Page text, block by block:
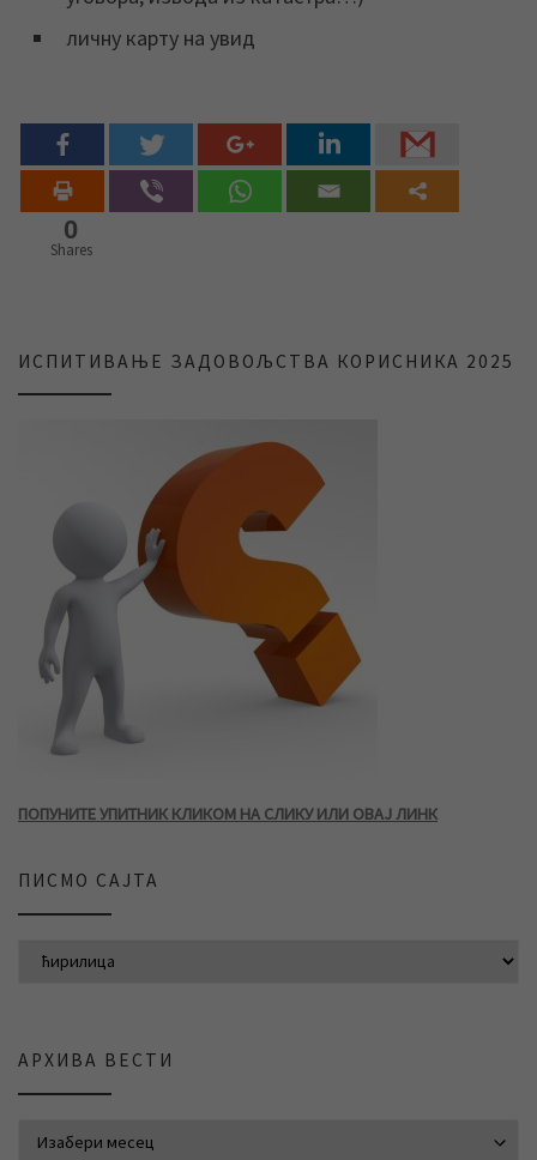
личну карту на увид
0
Shares
ИСПИТИВАЊЕ ЗАДОВОЉСТВА КОРИСНИКА 2025
ПОПУНИТЕ УПИТНИК КЛИКОМ НА СЛИКУ ИЛИ ОВАЈ ЛИНК
ПИСМО САЈТА
АРХИВА ВЕСТИ